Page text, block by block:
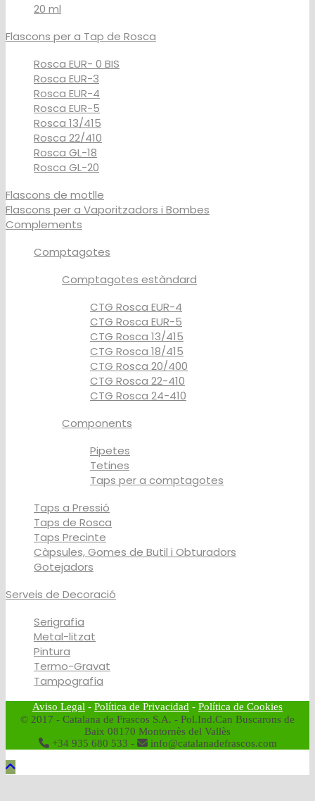
20 ml
Flascons per a Tap de Rosca
Rosca EUR- 0 BIS
Rosca EUR-3
Rosca EUR-4
Rosca EUR-5
Rosca 13/415
Rosca 22/410
Rosca GL-18
Rosca GL-20
Flascons de motlle
Flascons per a Vaporitzadors i Bombes
Complements
Comptagotes
Comptagotes estàndard
CTG Rosca EUR-4
CTG Rosca EUR-5
CTG Rosca 13/415
CTG Rosca 18/415
CTG Rosca 20/400
CTG Rosca 22-410
CTG Rosca 24-410
Components
Pipetes
Tetines
Taps per a comptagotes
Taps a Pressió
Taps de Rosca
Taps Precinte
Càpsules, Gomes de Butil i Obturadors
Gotejadors
Serveis de Decoració
Serigrafía
Metal-litzat
Pintura
Termo-Gravat
Tampografía
Aviso Legal - Política de Privacidad - Política de Cookies
© 2017 - Catalana de Frascos S.A. - Pol.Ind.Can Buscarons de
Baix 08170 Montornès del Vallès
+34 935 680 533 -
info@catalanadefrascos.com